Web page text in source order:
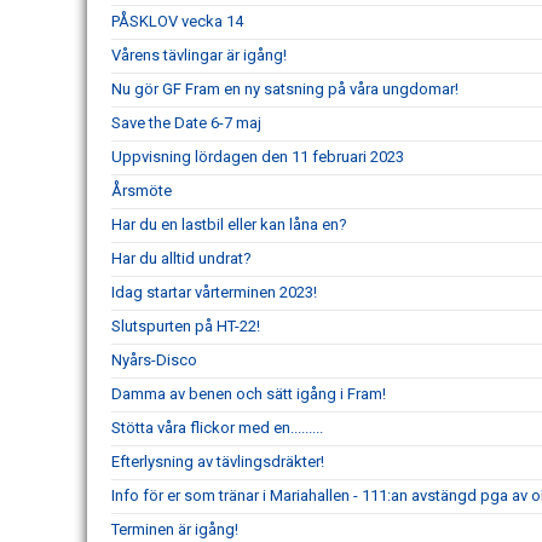
PÅSKLOV vecka 14
Vårens tävlingar är igång!
Nu gör GF Fram en ny satsning på våra ungdomar!
Save the Date 6-7 maj
Uppvisning lördagen den 11 februari 2023
Årsmöte
Har du en lastbil eller kan låna en?
Har du alltid undrat?
Idag startar vårterminen 2023!
Slutspurten på HT-22!
Nyårs-Disco
Damma av benen och sätt igång i Fram!
Stötta våra flickor med en.........
Efterlysning av tävlingsdräkter!
Info för er som tränar i Mariahallen - 111:an avstängd pga av
Terminen är igång!